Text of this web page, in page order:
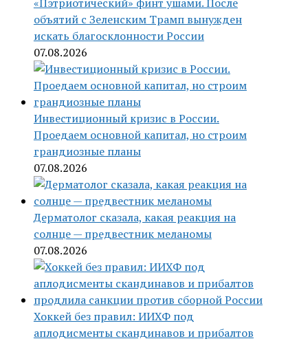
объятий с Зеленским Трамп вынужден
искать благосклонности России
07.08.2026
Инвестиционный кризис в России.
Проедаем основной капитал, но строим
грандиозные планы
07.08.2026
Дерматолог сказала, какая реакция на
солнце — предвестник меланомы
07.08.2026
Хоккей без правил: ИИХФ под
аплодисменты скандинавов и прибалтов